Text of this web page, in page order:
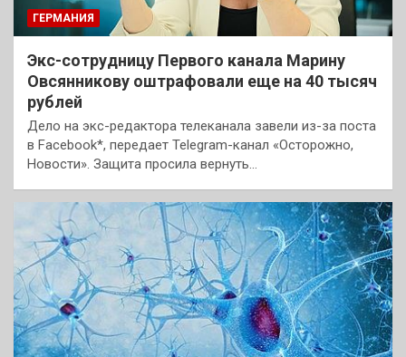
ГЕРМАНИЯ
Экс-сотрудницу Первого канала Марину
Овсянникову оштрафовали еще на 40 тысяч
рублей
Дело на экс-редактора телеканала завели из-за поста
в Facebook*, передает Telegram-канал «Осторожно,
Новости». Защита просила вернуть…